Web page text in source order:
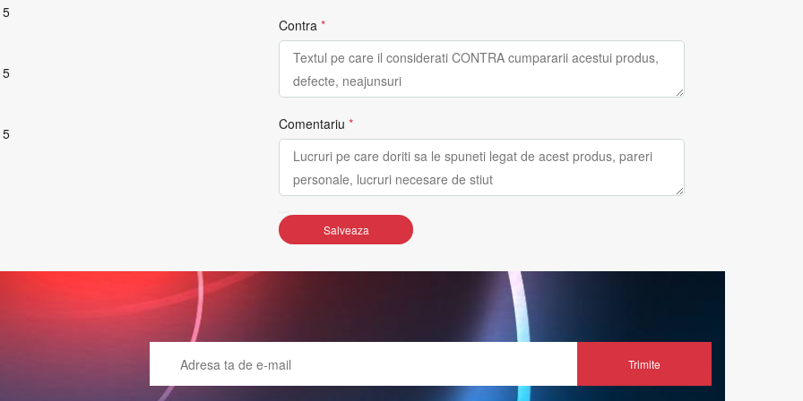
Contra *
Comentariu *
Salveaza
Trimite